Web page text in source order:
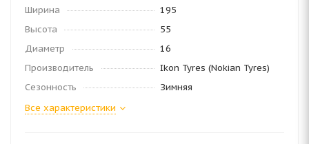
Ширина
195
Высота
55
Диаметр
16
Производитель
Ikon Tyres (Nokian Tyres)
Сезонность
Зимняя
Все характеристики